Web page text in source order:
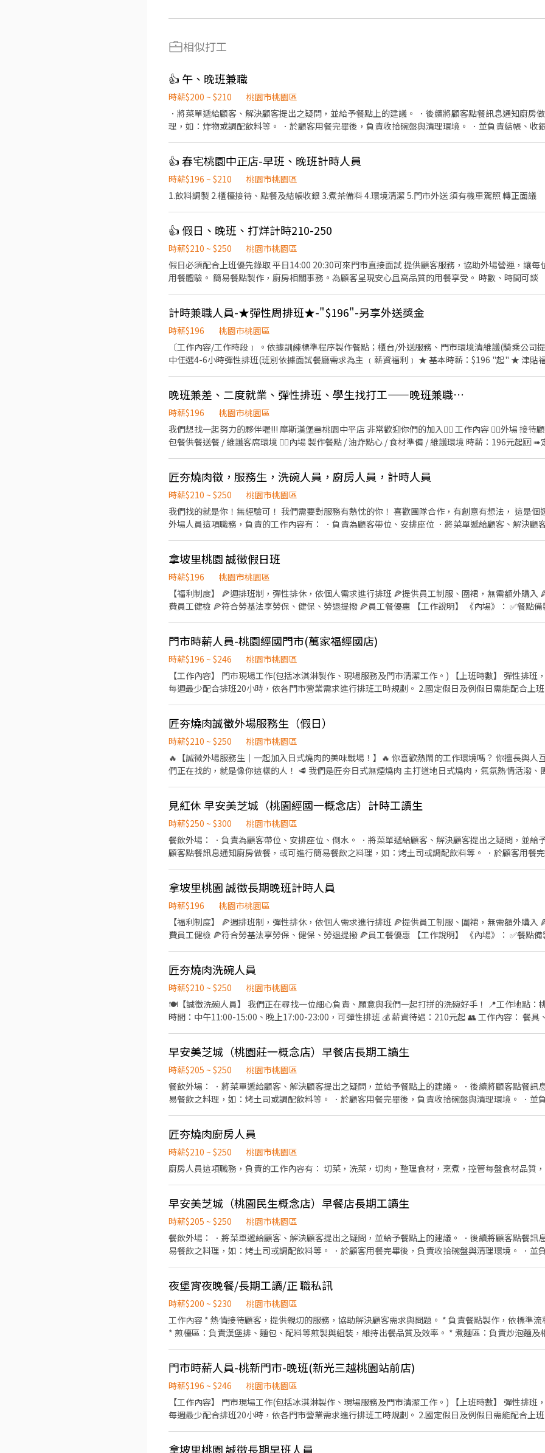
相似打工
👍 午、晚班兼職
時薪$200 ~ $210
桃園市桃園區
．將菜單遞給顧客、解決顧客提出之疑問，並給予餐點上的建議。 ．後續將顧客點餐訊息通知廚房
理，如：炸物或調配飲料等。 ．於顧客用餐完畢後，負責收拾碗盤與清理環境。 ．並負責結帳、收
👍 春宅桃園中正店-早班、晚班計時人員
時薪$196 ~ $210
桃園市桃園區
1.飲料調製 2.櫃檯接待、點餐及結帳收銀 3.煮茶備料 4.環境清潔 5.門市外送 須有機車駕照 轉正面議
👍 假日、晚班、打烊計時210-250
時薪$210 ~ $250
桃園市桃園區
假日必須配合上班優先錄取 平日14:00 20:30可來門市直接面試 提供顧客服務，協助外場營運，讓每位顧客都能感受到有溫度的
用餐體驗。 簡易餐點製作，廚房相關事務。為顧客呈現安心且高品質的用餐享受。 時數、時間可談
計時兼職人員-★彈性周排班★-"$196"-另享外送獎金
時薪$196
桃園市桃園區
〔工作內容/工作時段﹞ 。依據訓練標準程序製作餐點；櫃台/外送服務、門市環境清維護(騎乘公司提供之外送車 。可於各班別
中任選4-6小時彈性排班(班別依據面試餐廳需求為主 ﹝薪資福利﹞ ★ 基本時薪：$196 "起" ★ 津貼福利 ◆ 外送津貼$10元/14元/
用餐折扣：兼職夥伴當日任職滿4小時，即享有85折員購折扣；組長當日任職每四小時享有乙餐員餐 ◆ 生日/節慶禮卷： 你生日
我慶祝，生日當月我們提供你品牌禮卷 讓生日更有溫度 你過節我共歡，重要節慶我們提供你福利禮券 好好與家人歡慶 你旅遊我
贊助，每年職福會提供你旅遊津貼 好好享受幸福人生 ◎ 詳細工作時間於面試時告知
晚班兼差、二度就業、彈性排班、學生找打工——晚班兼職夥伴
時薪$196
桃園市桃園區
我們想找一起努力的夥伴喔!!! 摩斯漢堡🍔桃園中平店 非常歡迎你們的加入❤️‍🔥 工作內容 ❤️‍🔥外場 接待顧客 / 推薦餐點 / 飲品製作 /
包餐供餐送餐 / 維護客席環境 ❤️‍🔥內場 製作餐點 / 油炸點心 / 食材準備 / 維護環境 時薪：196元起🆙 ➠定期檢核，依能力調整薪資
一筆年終可以領 ▪️透明且完整的升遷制度 🎈徵求時段參考 ➖直接說出你可以的時間就對了 15:00-23:00 、16:00-23:00 17:00-
23:00、18:00-23:00 有意願面試 || 可詳細詢問 || 時間皆可議 🫶🏻入職前需準備🫶🏻 ✔️半年內的一般體檢+供膳體檢 ✔️郵政 / 台新
本人帳戶 🎈我們都非常期待你的加入哦🎈
匠夯燒肉徵，服務生，洗碗人員，廚房人員，計時人員
時薪$210 ~ $250
桃園市桃園區
我們找的就是你！無經驗可！ 我們需要對服務有熱忱的你！ 喜歡團隊合作，有創意有想法， 這是個
外場人員這項職務，負責的工作內容有： ．負責為顧客帶位、安排座位 ．將菜單遞給顧客、解決顧
場人員這項職務，負責的工作內容有： 切菜，洗菜，切肉，整理食材，烹煮，控管每盤食材品質，
拿坡里桃園 誠徵假日班
時薪$196
桃園市桃園區
【福利制度】 🍕週排班制，彈性排休，依個人需求進行排班 🍕提供員工制服、圍裙，無需額外購入
費員工健檢 🍕符合勞基法享勞保、健保、勞退提撥 🍕員工餐優惠 【工作說明】 《內場》： ✅餐點備製 ✅食材備料 ✅進貨盤點 ✅
門市時薪人員-桃園經國門市(萬家福經國店)
時薪$196 ~ $246
桃園市桃園區
【工作內容】 門市現場工作(包括冰淇淋製作、現場服務及門市清潔工作。) 【上班時數】 彈性排班，可配合學生課後時段需求 1.
每週最少配合排班20小時，依各門市營業需求進行排班工時規劃。 2.國定假日及例假日需能配合上班。 【培訓規劃】 我們
保險、退休金提撥6% 2.休假制度：特休假、育嬰假、陪產假、家庭照顧假、生理假等等 3.健康相關
員體檢) 4.其他：上班免費享用冰淇淋、員工折扣、生日福利、三節禮金(品)、福委會福利
匠夯燒肉誠徵外場服務生（假日）
時薪$210 ~ $250
桃園市桃園區
🔥【誠徵外場服務生｜一起加入日式燒肉的美味戰場！】🔥 你喜歡熱鬧的工作環境嗎？ 你擅長與人
們正在找的，就是像你這樣的人！ 🥩 我們是匠夯日式無煙燒肉 主打道地日式燒肉，氣氛熱情活潑、
護 協助營運流程順利進行 【我們希望你】 ✅ 有責任感，樂於與人互動 ✅ 服務態度親切、抗壓性佳
訓 ✅ 可配合晚班、假日班者優先 💬 我們提供你： 完整教育訓練 員工聚餐、升遷機會 一個團隊氣氛
工作環境！ 一起在炙熱的燒肉香氣中，打造屬於我們的回憶！ 👉 快來加入匠夯大家庭吧！
見紅休 早安美芝城（桃園經國一概念店）計時工讀生
時薪$250 ~ $300
桃園市桃園區
餐飲外場： ．負責為顧客帶位、安排座位、倒水。 ．將菜單遞給顧客、解決顧客提出之疑問，並給
顧客點餐訊息通知廚房做餐，或可進行簡易餐飲之料理，如：烤土司或調配飲料等。 ．於顧客用餐
重量。 ．負責擺盤、打包外帶服務。
拿坡里桃園 誠徵長期晚班計時人員
時薪$196
桃園市桃園區
【福利制度】 🍕週排班制，彈性排休，依個人需求進行排班 🍕提供員工制服、圍裙，無需額外購入
費員工健檢 🍕符合勞基法享勞保、健保、勞退提撥 🍕員工餐優惠 【工作說明】 《內場》： ✅餐點備製 ✅食材備料 ✅進貨盤點 ✅
匠夯燒肉洗碗人員
時薪$210 ~ $250
桃園市桃園區
🍽️【誠徵洗碗人員】 我們正在尋找一位細心負責、願意與我們一起打拼的洗碗好手！ 📍工作地點：
時間：中午11:00-15:00、晚上17:00-23:00，可彈性排班 💰 薪資待遇：210元起 👥 工作內容： 餐具
💪
早安美芝城（桃園莊一概念店）早餐店長期工讀生
時薪$205 ~ $250
桃園市桃園區
餐飲外場： ．將菜單遞給顧客、解決顧客提出之疑問，並給予餐點上的建議。 ．後續將顧客點餐訊
易餐飲之料理，如：烤土司或調配飲料等。 ．於顧客用餐完畢後，負責收拾碗盤與清理環境。 ．並
匠夯燒肉廚房人員
時薪$210 ~ $250
桃園市桃園區
廚房人員這項職務，負責的工作內容有： 切菜，洗菜，切肉，整理食材，烹煮，控管每盤食材品質
早安美芝城（桃園民生概念店）早餐店長期工讀生
時薪$205 ~ $250
桃園市桃園區
餐飲外場： ．將菜單遞給顧客、解決顧客提出之疑問，並給予餐點上的建議。 ．後續將顧客點餐訊
易餐飲之料理，如：烤土司或調配飲料等。 ．於顧客用餐完畢後，負責收拾碗盤與清理環境。 ．並
夜堡宵夜晚餐/長期工讀/正 職私訊
時薪$200 ~ $230
桃園市桃園區
工作內容 * 熱情接待顧客，提供親切的服務，協助解決顧客需求與問題。 * 負責餐點製作，依標準流程完成備料、烹調及出餐。
* 煎檯區：負責漢堡排、麵包、配料等煎製與組裝，維持出餐品質及效率。 * 煮麵區：負責炒泡麵及
門市時薪人員-桃新門市-晚班(新光三越桃園站前店)
時薪$196 ~ $246
桃園市桃園區
【工作內容】 門市現場工作(包括冰淇淋製作、現場服務及門市清潔工作。) 【上班時數】 彈性排班，可配合學生課後時段需求 1.
每週最少配合排班20小時，依各門市營業需求進行排班工時規劃。 2.國定假日及例假日需能配合上班。 【培訓規劃】 我們
拿坡里桃園 誠徵長期早班人員